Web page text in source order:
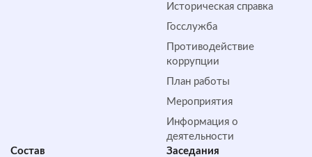
Историческая справка
Госслужба
Противодействие
коррупции
План работы
Мероприятия
Информация о
деятельности
Состав
Заседания